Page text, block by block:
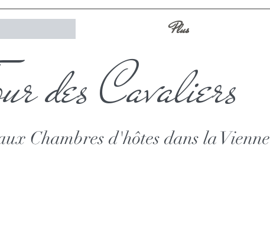
Plus
des Cavaliers
Chambres d'hôtes dans la Vienne